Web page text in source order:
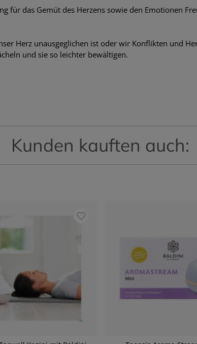
für das Gemüt des Herzens sowie den Emotionen
Herz unausgeglichen ist oder wir Konflikten und
und sie so leichter bewältigen.
Kunden kauften auch: